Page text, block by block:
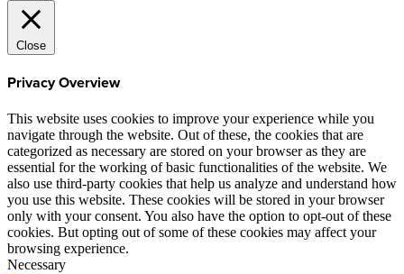
Close
Privacy Overview
This website uses cookies to improve your experience while you
navigate through the website. Out of these, the cookies that are
categorized as necessary are stored on your browser as they are
essential for the working of basic functionalities of the website. We
also use third-party cookies that help us analyze and understand how
you use this website. These cookies will be stored in your browser
only with your consent. You also have the option to opt-out of these
cookies. But opting out of some of these cookies may affect your
browsing experience.
Necessary